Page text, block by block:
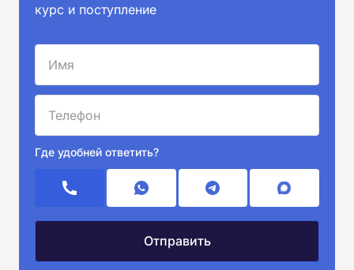
курс и поступление
Где удобней ответить?